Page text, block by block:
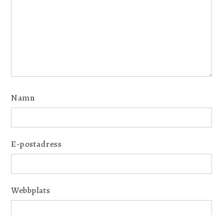
Namn
E-postadress
Webbplats